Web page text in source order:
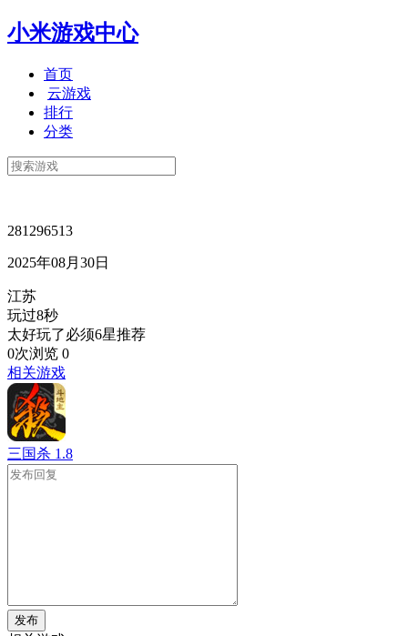
小米游戏中心
首页
云游戏
排行
分类
281296513
2025年08月30日
江苏
玩过8秒
太好玩了必须6星推荐
0次浏览 0
相关游戏
三国杀 1.8
发布